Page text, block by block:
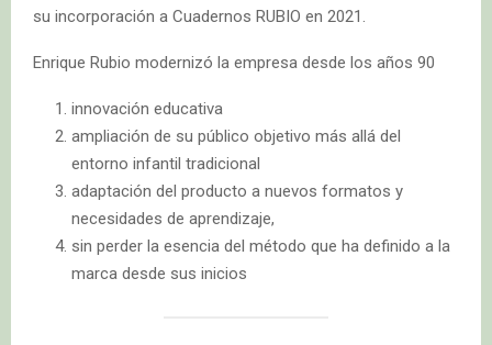
su incorporación a Cuadernos RUBIO en 2021.
Enrique Rubio modernizó la empresa desde los años 90
innovación educativa
ampliación de su público objetivo más allá del
entorno infantil tradicional
adaptación del producto a nuevos formatos y
necesidades de aprendizaje,
sin perder la esencia del método que ha definido a la
marca desde sus inicios